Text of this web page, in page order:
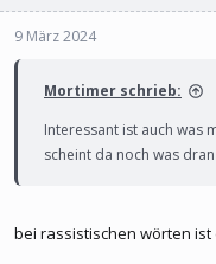
9 März 2024
Mortimer schrieb:
Interessant ist auch was
scheint da noch was
bei rassistischen wörten